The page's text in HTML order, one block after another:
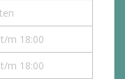
m 18:00
m 18:00